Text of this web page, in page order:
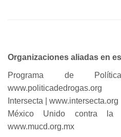
Organizaciones aliadas en
Programa de
www.politicadedrogas.org
Intersecta | www.intersecta.org
México Unido contra la
www.mucd.org.mx